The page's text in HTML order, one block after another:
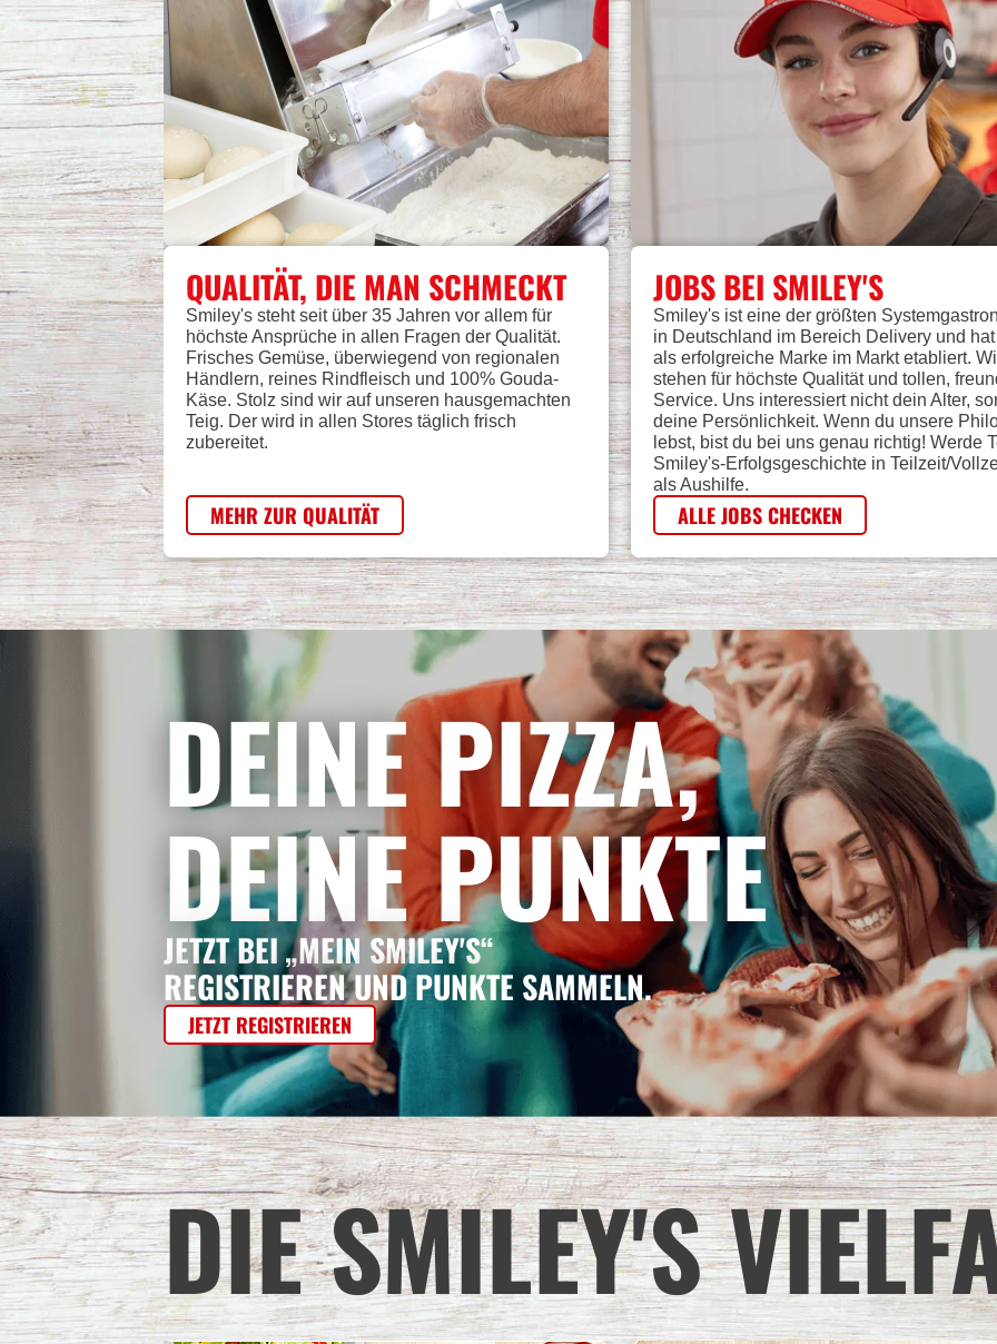
QUALITÄT, DIE MAN SCHMECKT
Smiley's steht seit über 35 Jahren vor allem für
höchste Ansprüche in allen Fragen der Qualität.
Frisches Gemüse, überwiegend von regionalen
Händlern, reines Rindfleisch und 100% Gouda-
Käse. Stolz sind wir auf unseren hausgemachten
Teig. Der wird in allen Stores täglich frisch
zubereitet.
MEHR ZUR QUALITÄT
JOBS BEI SMILEY'S
Smiley's ist eine der größten
in Deutschland im Bereich Delivery und
als erfolgreiche Marke im Markt etabliert.
stehen für höchste Qualität und tollen,
Service. Uns interessiert nicht dein Alter,
deine Persönlichkeit. Wenn du unsere
lebst, bist du bei uns genau richtig! Werde
Smiley's-Erfolgsgeschichte in Teilzeit/
als Aushilfe.
ALLE JOBS CHECKEN
DEINE PIZZA,
DEINE PUNKTE
JETZT BEI „MEIN SMILEY'S“
REGISTRIEREN UND PUNKTE SAMMELN.
JETZT REGISTRIEREN
DIE SMILEY'S